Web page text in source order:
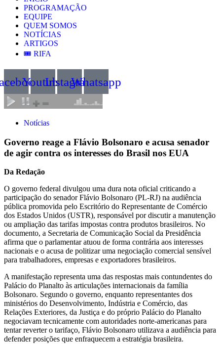
PROGRAMAÇÃO
EQUIPE
QUEM SOMOS
NOTÍCIAS
ARTIGOS
🎟️ RIFA
YoutubeInstagramWhatsapp
Notícias
Governo reage a Flávio Bolsonaro e acusa senador
de agir contra os interesses do Brasil nos EUA
Da Redação
O governo federal divulgou uma dura nota oficial criticando a
participação do senador Flávio Bolsonaro (PL-RJ) na audiência
pública promovida pelo Escritório do Representante de Comércio
dos Estados Unidos (USTR), responsável por discutir a manutenção
ou ampliação das tarifas impostas contra produtos brasileiros. No
documento, a Secretaria de Comunicação Social da Presidência
afirma que o parlamentar atuou de forma contrária aos interesses
nacionais e o acusa de politizar uma negociação comercial sensível
para trabalhadores, empresas e exportadores brasileiros.
A manifestação representa uma das respostas mais contundentes do
Palácio do Planalto às articulações internacionais da família
Bolsonaro. Segundo o governo, enquanto representantes dos
ministérios do Desenvolvimento, Indústria e Comércio, das
Relações Exteriores, da Justiça e do próprio Palácio do Planalto
negociavam tecnicamente com autoridades norte-americanas para
tentar reverter o tarifaço, Flávio Bolsonaro utilizava a audiência para
defender posições que enfraquecem a estratégia brasileira.